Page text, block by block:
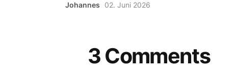
Johannes 02. Juni 2026
3 Comments